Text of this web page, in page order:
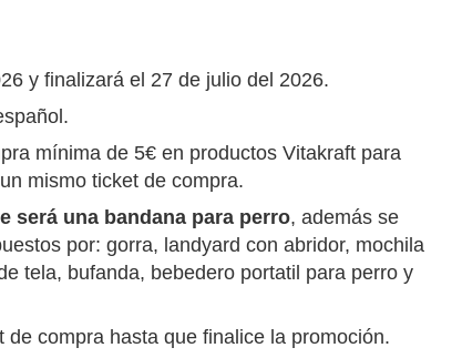
y finalizará el 27 de julio del 2026.
mínima de 5€ en productos Vitakraft para
mismo ticket de compra.
será una bandana para perro, además se
por: gorra, landyard con abridor, mochila
tela, bufanda, bebedero portatil para perro y
de compra hasta que finalice la promoción.